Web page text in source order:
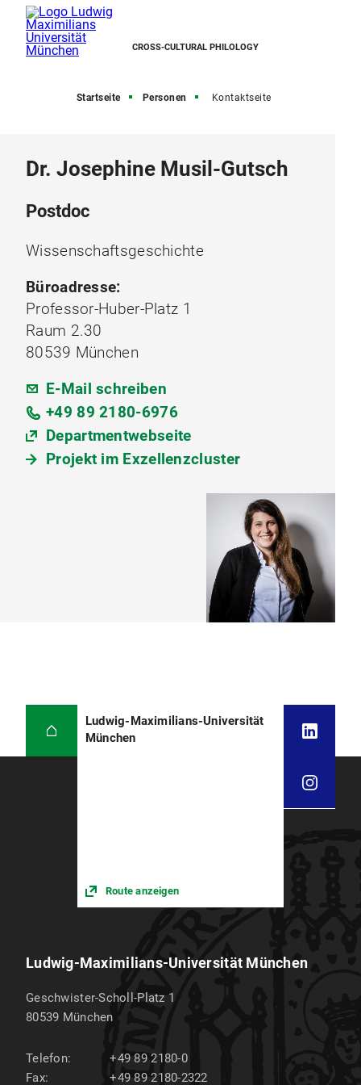
CROSS-CULTURAL PHILOLOGY
Startseite Personen Kontaktseite
Dr. Josephine Musil-Gutsch
Postdoc
Wissenschaftsgeschichte
Büroadresse:
Professor-Huber-Platz 1
Raum 2.30
80539 München
E-Mail schreiben
+49 89 2180-6976
Departmentwebseite
Projekt im Exzellenzcluster
Ludwig-Maximilians-Universität
München
Route anzeigen
Ludwig-Maximilians-Universität München
Geschwister-Scholl-Platz 1
80539 München
Telefon:
+49 89 2180-0
Fax:
+49 89 2180-2322